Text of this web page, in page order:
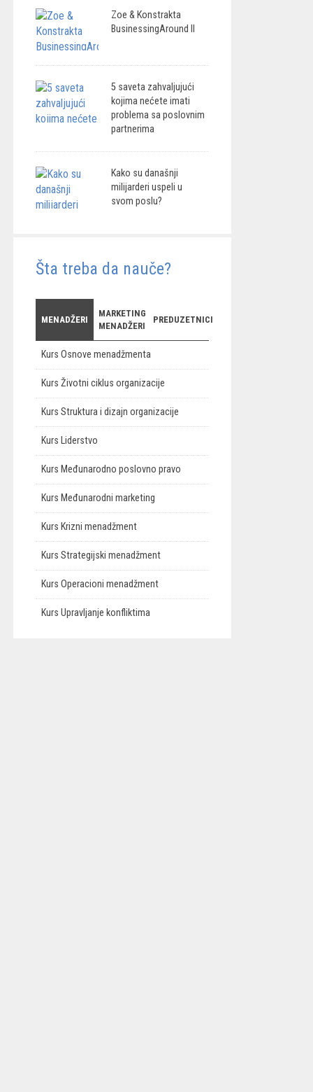
Zoe & Konstrakta
BusinessingAround II
5 saveta zahvaljujući
kojima nećete imati
problema sa poslovnim
partnerima
Kako su današnji
milijarderi uspeli u
svom poslu?
Šta treba da nauče?
MENADŽERI
MARKETING
MENADŽERI
PREDUZETNICI
Kurs Osnove menadžmenta
Kurs Životni ciklus organizacije
Kurs Struktura i dizajn organizacije
Kurs Liderstvo
Kurs Međunarodno poslovno pravo
Kurs Međunarodni marketing
Kurs Krizni menadžment
Kurs Strategijski menadžment
Kurs Operacioni menadžment
Kurs Upravljanje konfliktima